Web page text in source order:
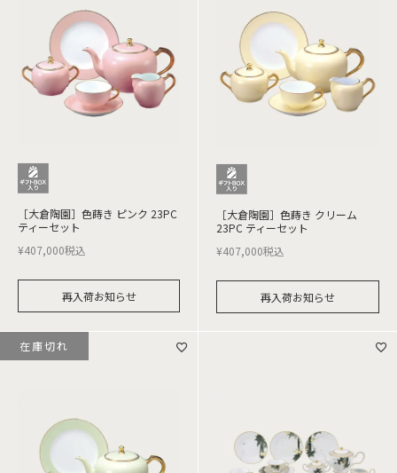
［大倉陶園］色蒔き ピンク 23PC
ティーセット
¥407,000税込
再入荷お知らせ
［大倉陶園］色蒔き クリーム
23PC ティーセット
¥407,000税込
再入荷お知らせ
在庫切れ